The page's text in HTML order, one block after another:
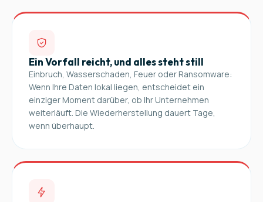
Ein Vorfall reicht, und alles steht still
Einbruch, Wasserschaden, Feuer oder Ransomware:
Wenn Ihre Daten lokal liegen, entscheidet ein
einziger Moment darüber, ob Ihr Unternehmen
weiterläuft. Die Wiederherstellung dauert Tage,
wenn überhaupt.